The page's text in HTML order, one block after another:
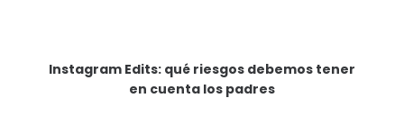
Instagram Edits: qué riesgos debemos tener
en cuenta los padres